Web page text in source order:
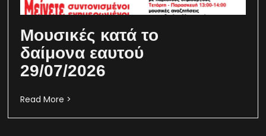
Μουσικές κατά το
δαίμονα εαυτού
29/07/2026
Read More >